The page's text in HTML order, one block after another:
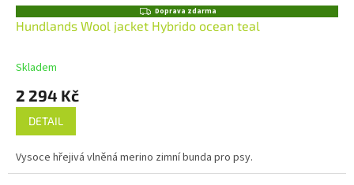
Z
D
A
Doprava zdarma
Hundlands Wool jacket Hybrido ocean teal
Skladem
2 294 Kč
DETAIL
Vysoce hřejivá vlněná merino zimní bunda pro psy.